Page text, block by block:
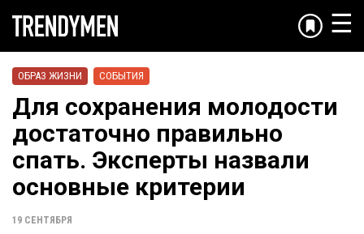
☰
ОБРАЗ ЖИЗНИ СОБЫТИЯ
Для сохранения молодости
достаточно правильно
спать. Эксперты назвали
основные критерии
19 СЕНТЯБРЯ